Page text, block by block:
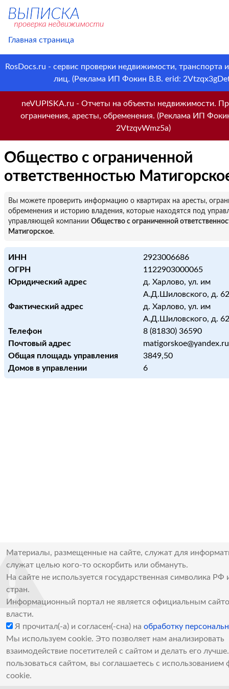
Главная страница
RosDocs.ru - сервис проверки недвижимости, транспорта
лиц. (Реклама ИП Фокин В.В. erid:
neVUPISKA.ru - Отчеты на объекты недвижимости.
ограничения, аресты, обременения. (Реклама ИП
2VtzqvWmz5a)
Общество с ограниченной
ответственностью
Вы можете проверить информацию о квартирах на аресты,
обременения и историю владения, которые находятся под
управляющей компании Общество с ограниченной
Матигорское.
ИНН
2923006686
ОГРН
1122903000065
Юридический адрес
д. Харлово, ул. им
А.Д.Шиловского, д.
Фактический адрес
д. Харлово, ул. им
А.Д.Шиловского, д.
Телефон
8 (81830) 36590
Почтовый адрес
matigorskoe@yandex.ru
Общая площадь управления
3849,50
Домов в управлении
6
Материалы, размещенные на сайте, служат для
служат целью кого-то оскорбить или обмануть.
На сайте не используется государственная символика РФ
стран.
Информационный портал не является официальным
власти.
Я прочитал(-а) и согласен(-сна) на обработку
Мы используем cookie. Это позволяет нам анализировать
взаимодействие посетителей с сайтом и делать его
пользоваться сайтом, вы соглашаетесь с использованием
cookie.